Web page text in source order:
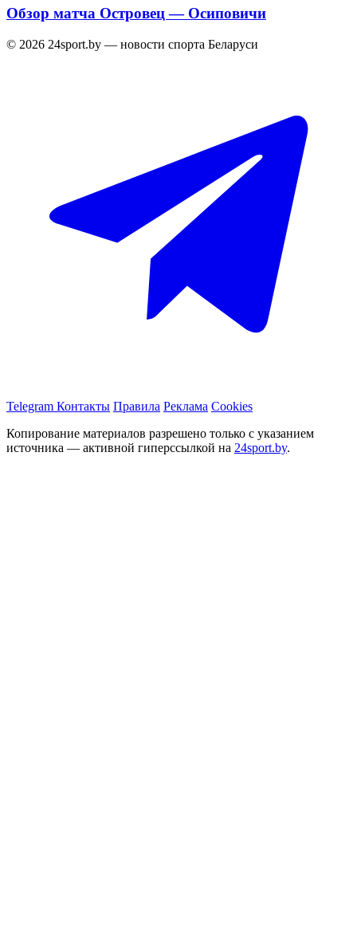
Обзор матча Островец — Осиповичи
© 2026 24sport.by — новости спорта Беларуси
Telegram Контакты Правила Реклама Cookies
Копирование материалов разрешено только с указанием
источника — активной гиперссылкой на 24sport.by.